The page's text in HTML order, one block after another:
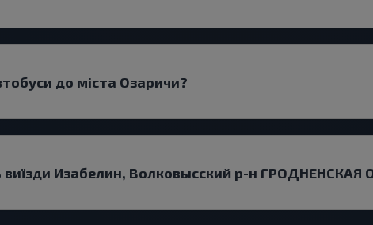
до міста Озаричи?
виїзди Изабелин, Волковысский р-н ГРОДНЕНСКАЯ